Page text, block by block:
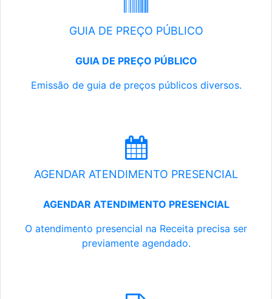
GUIA DE PREÇO PÚBLICO
GUIA DE PREÇO PÚBLICO
Emissão de guia de preços públicos diversos.
AGENDAR ATENDIMENTO PRESENCIAL
AGENDAR ATENDIMENTO PRESENCIAL
O atendimento presencial na Receita precisa ser
previamente agendado.